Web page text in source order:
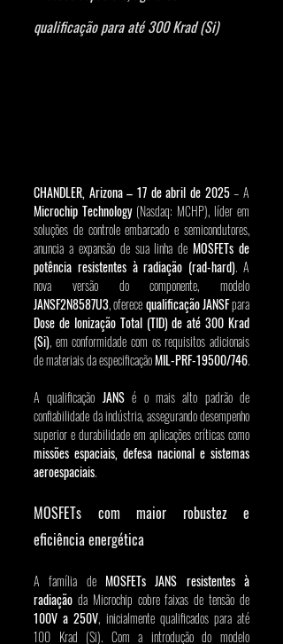
qualificação para até 300 Krad (Si)
CHANDLER, Arizona – 17 de abril de 2025
Microchip Technology (Nasdaq: MCHP), líder em
soluções de controle embarcado e semicondutores,
anuncia a expansão de sua linha de MOSFETs de
potência resistentes à radiação (rad-hard). A
JANSF2N8587U3, oferece qualificação JANSF
Dose de Ionização Total (TID) de até 300 Krad
(Si), em conformidade com os requisitos adicionais
de materiais da especificação MIL-PRF-19500/746.
A qualificação JANS é o mais alto padrão de
confiabilidade da indústria, assegurando desempenho
missões espaciais, defesa nacional e sistemas
aeroespaciais.
MOSFETs com maior robustez e
eficiência energética
A família de MOSFETs JANS resistentes à
radiação
100V a 250V, inicialmente qualificados para até